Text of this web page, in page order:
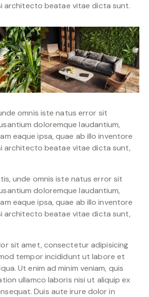
architecto beatae vitae dicta sunt.
omnis iste natus error sit
doloremque laudantium,
eaque ipsa, quae ab illo inventore
architecto beatae vitae dicta sunt,
unde omnis iste natus error sit
doloremque laudantium,
eaque ipsa, quae ab illo inventore
architecto beatae vitae dicta sunt,
sit amet, consectetur adipisicing
tempor incididunt ut labore et
Ut enim ad minim veniam, quis
ullamco laboris nisi ut aliquip ex
Duis aute irure dolor in